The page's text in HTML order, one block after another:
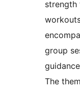
strength
group
The